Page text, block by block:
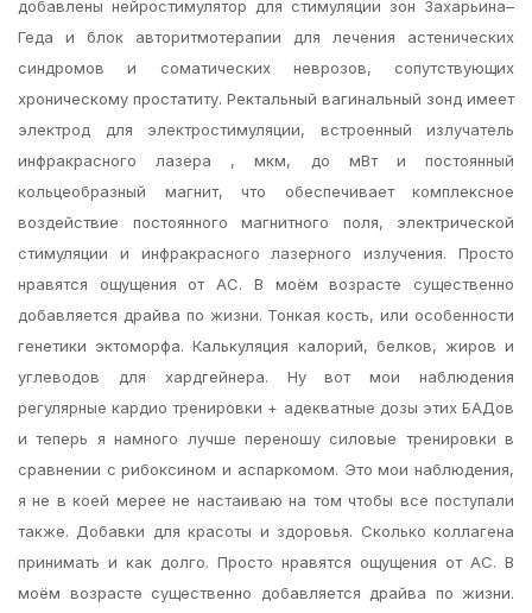
добавлены нейростимулятор для стимуляции зон Захарьина–
Геда и блок авторитмотерапии для лечения астенических
синдромов и соматических неврозов, сопутствующих
хроническому простатиту. Ректальный вагинальный зонд имеет
электрод для электростимуляции, встроенный излучатель
инфракрасного лазера , мкм, до мВт и постоянный
кольцеобразный магнит, что обеспечивает комплексное
воздействие постоянного магнитного поля, электрической
стимуляции и инфракрасного лазерного излучения. Просто
нравятся ощущения от АС. В моём возрасте существенно
добавляется драйва по жизни. Тонкая кость, или особенности
генетики эктоморфа. Калькуляция калорий, белков, жиров и
углеводов для хардгейнера. Ну вот мои наблюдения
регулярные кардио тренировки + адекватные дозы этих БАДов
и теперь я намного лучше переношу силовые тренировки в
сравнении с рибоксином и аспаркомом. Это мои наблюдения,
я не в коей мерее не настаиваю на том чтобы все поступали
также. Добавки для красоты и здоровья. Сколько коллагена
принимать и как долго. Просто нравятся ощущения от АС. В
моём возрасте существенно добавляется драйва по жизни.